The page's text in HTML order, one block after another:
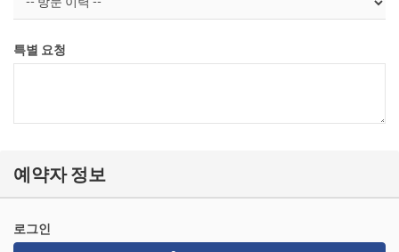
특별 요청
예약자 정보
로그인